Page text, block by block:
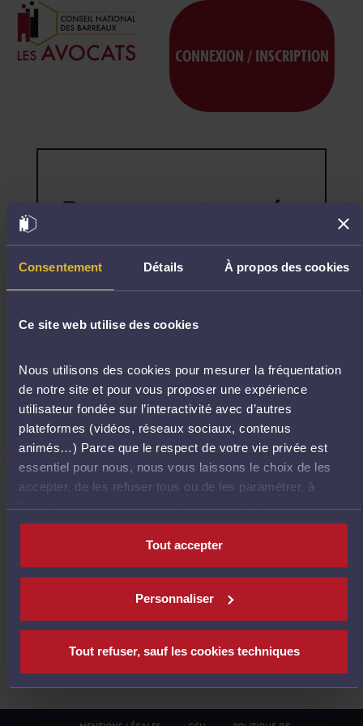
Consentement Détails À propos des cookies
Ce site web utilise des cookies
Nous utilisons des cookies pour mesurer la fréquentation
de notre site et pour vous proposer une expérience
utilisateur fondée sur l’interactivité avec d’autres
plateformes (vidéos, réseaux sociaux, contenus
animés…) Parce que le respect de votre vie privée est
essentiel pour nous, nous vous laissons le choix de les
accepter, de les refuser tous ou de les paramétrer, à
l’exception des cookies techniques strictement
nécessaires au fonctionnement du site.
Tout accepter
Personnaliser
Tout refuser, sauf les cookies techniques
CONNEXION / INSCRIPTION
Page non trouvée
la
page
pas.
E
T
O
U
R
À
L
'
C
I